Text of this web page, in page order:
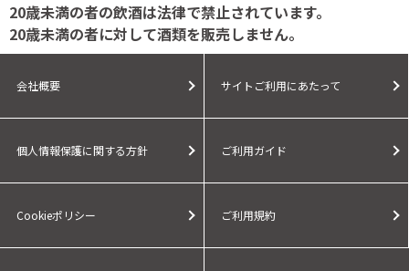
20歳未満の者の飲酒は法律で禁止されています。
20歳未満の者に対して酒類を販売しません。
会社概要 サイトご利用にあたって
個人情報保護に関する方針 ご利用ガイド
Cookieポリシー ご利用規約